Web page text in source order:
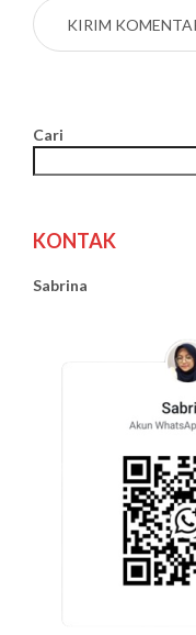
Cari
KONTAK
Sabrina